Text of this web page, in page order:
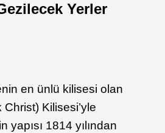
Yerler
en ünlü kilisesi olan
Kilisesi’yle
yapısı 1814 yılından